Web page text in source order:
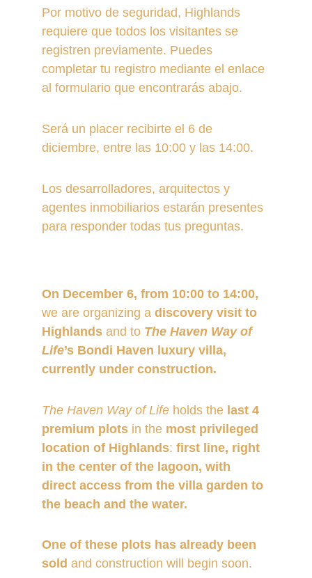
Por motivo de seguridad, Highlands
requiere que todos los visitantes se
registren previamente. Puedes
completar tu registro mediante el enlace
al formulario que encontrarás abajo.
Será un placer recibirte el 6 de
diciembre, entre las 10:00 y las 14:00.
Los desarrolladores, arquitectos y
agentes inmobiliarios estarán presentes
para responder todas tus preguntas.
On December 6, from 10:00 to 14:00,
we are organizing a discovery visit to
Highlands and to The Haven Way of
Life’s Bondi Haven luxury villa,
currently under construction.
The Haven Way of Life holds the last 4
premium plots in the most privileged
location of Highlands: first line, right
in the center of the lagoon, with
direct access from the villa garden to
the beach and the water.
One of these plots has already been
sold and construction will begin soon.